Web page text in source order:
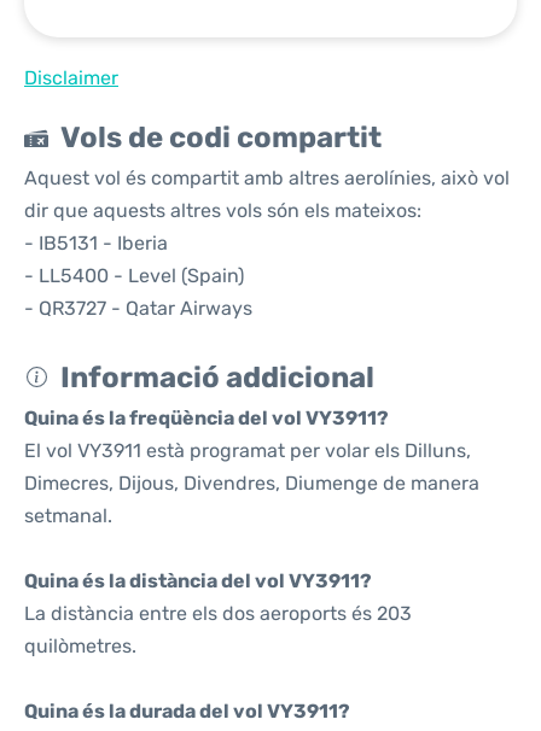
Disclaimer
Vols de codi compartit
Aquest vol és compartit amb altres aerolínies, això vol
dir que aquests altres vols són els mateixos:
- IB5131 - Iberia
- LL5400 - Level (Spain)
- QR3727 - Qatar Airways
Informació addicional
Quina és la freqüència del vol VY3911?
El vol VY3911 està programat per volar els Dilluns,
Dimecres, Dijous, Divendres, Diumenge de manera
setmanal.
Quina és la distància del vol VY3911?
La distància entre els dos aeroports és 203
quilòmetres.
Quina és la durada del vol VY3911?